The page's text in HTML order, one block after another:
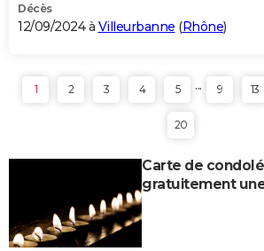
Décès
12/09/2024 à Villeurbanne (Rhône)
1 2 3 4 5 ... 9 13
20
Carte de
gratuitement